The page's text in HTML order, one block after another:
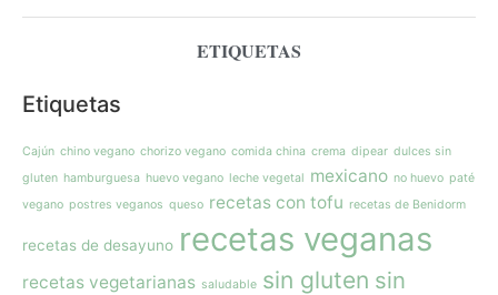
ETIQUETAS
Etiquetas
Cajún chino vegano chorizo vegano comida china crema dipear dulces sin
gluten hamburguesa huevo vegano leche vegetal mexicano no huevo paté
vegano postres veganos queso recetas con tofu recetas de Benidorm
recetas de desayuno recetas veganas
recetas vegetarianas saludable sin gluten sin